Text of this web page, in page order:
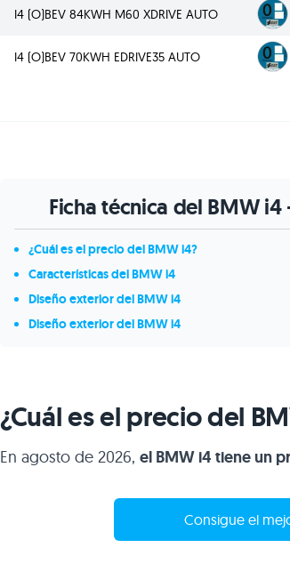
I4 (O)BEV 84KWH M60 XDRIVE AUTO
I4 (O)BEV 70KWH EDRIVE35 AUTO
Ficha técnica del BMW
¿Cuál es el precio del BMW i4?
Características del BMW i4
Diseño exterior del BMW i4
Diseño exterior del BMW i4
¿Cuál es el precio del
En agosto de 2026, el BMW i4 tiene un
Consigue el